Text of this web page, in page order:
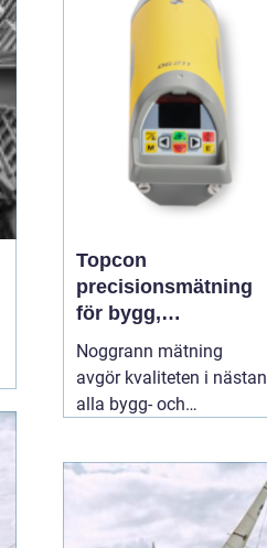
och energiåtgången
hålls nere. När
skäreggen däremot är
sliten eller felanpassad
märks det snabbt ...
Topcon
precisionsmätning
för bygg,
infrastruktur och
geodesi
Noggrann mätning
avgör kvaliteten i nästan
alla bygg- och
på några millimeter i
början kan växa till dyra
problem längre fram.
Därför väljer många